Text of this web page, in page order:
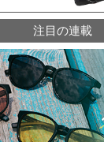
注目の連載